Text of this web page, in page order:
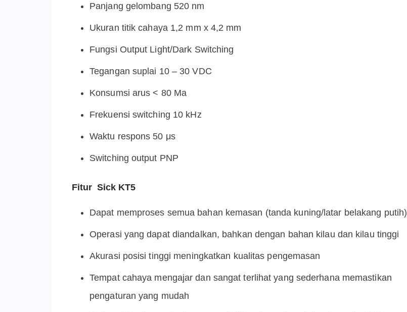
Panjang gelombang 520 nm
Ukuran titik cahaya 1,2 mm x 4,2 mm
Fungsi Output Light/Dark Switching
Tegangan suplai 10 – 30 VDC
Konsumsi arus < 80 Ma
Frekuensi switching 10 kHz
Waktu respons 50 μs
Switching output PNP
Fitur Sick KT5
Dapat memproses semua bahan kemasan (tanda kuning/latar belakang putih)
Operasi yang dapat diandalkan, bahkan dengan bahan kilau dan kilau tinggi
Akurasi posisi tinggi meningkatkan kualitas pengemasan
Tempat cahaya mengajar dan sangat terlihat yang sederhana memastikan
pengaturan yang mudah